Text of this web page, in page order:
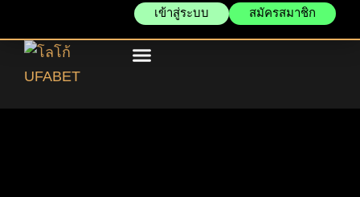
สมัครสมาชิก
เข้าสู่ระบบ